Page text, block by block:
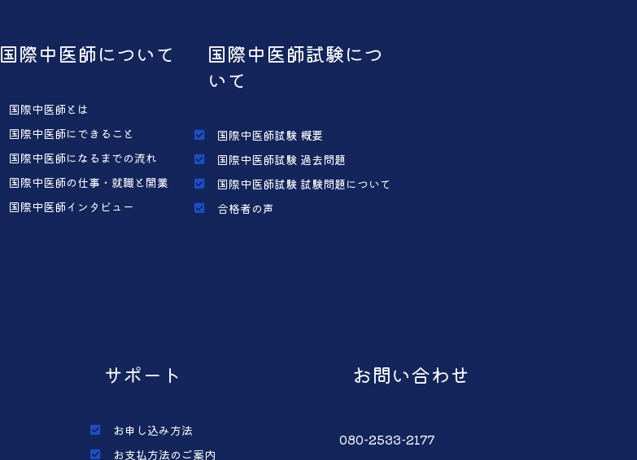
国際中医師について
国際中医師とは
国際中医師にできること
国際中医師になるまでの流れ
国際中医師の仕事・就職と開業
国際中医師インタビュー
国際中医師試験につ
いて
国際中医師試験 概要
国際中医師試験 過去問題
国際中医師試験 試験問題について
合格者の声
サポート
お申し込み方法
お支払方法のご案内
お問い合わせ
080-2533-2177